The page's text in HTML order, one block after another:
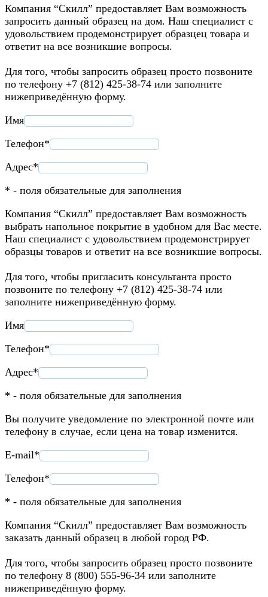
Компания “Скилл” предоставляет Вам возможность
запросить данный образец на дом. Наш специалист с
удовольствием продемонстрирует образцец товара и
ответит на все возникшие вопросы.
Для того, чтобы запросить образец просто позвоните
по телефону +7 (812) 425-38-74 или заполните
нижеприведённую форму.
Имя
Телефон*
Адрес*
* - поля обязательные для заполнения
Компания “Скилл” предоставляет Вам возможность
выбрать напольное покрытие в удобном для Вас месте.
Наш специалист с удовольствием продемонстрирует
образцы товаров и ответит на все возникшие вопросы.
Для того, чтобы пригласить консультанта просто
позвоните по телефону +7 (812) 425-38-74 или
заполните нижеприведённую форму.
Имя
Телефон*
Адрес*
* - поля обязательные для заполнения
Вы получите уведомление по электронной почте или
телефону в случае, если цена на товар изменится.
E-mail*
Телефон*
* - поля обязательные для заполнения
Компания “Скилл” предоставляет Вам возможность
заказать данный образец в любой город РФ.
Для того, чтобы запросить образец просто позвоните
по телефону 8 (800) 555-96-34 или заполните
нижеприведённую форму.